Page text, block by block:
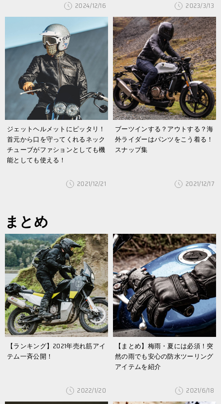
2024/12/16 2023/3/13
ジェットヘルメットにピッタリ！
首元から口を守ってくれるネック
チューブがファションとしても機
能としても使える！
2021/12/21
ブーツインする？アウトする？海
外ライダーはパンツをこう着る！
スナップ集
2021/12/17
まとめ
【ランキング】2021年売れ筋アイ
テム一斉公開！
2022/1/20
【まとめ】梅雨・夏には必須！突
然の雨でも安心の防水ツーリング
アイテムを紹介
2021/6/18